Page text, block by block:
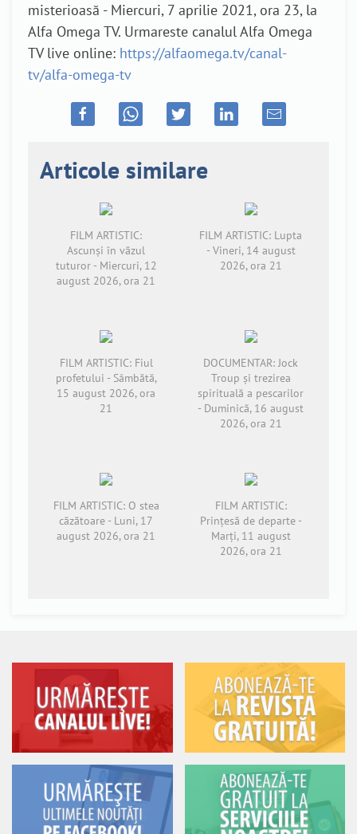
misterioasă - Miercuri, 7 aprilie 2021, ora 23, la
Alfa Omega TV. Urmareste canalul Alfa Omega
TV live online: https://alfaomega.tv/canal-
tv/alfa-omega-tv
Articole similare
FILM ARTISTIC:
Ascunși în văzul
tuturor - Miercuri, 12
august 2026, ora 21
FILM ARTISTIC: Lupta
- Vineri, 14 august
2026, ora 21
FILM ARTISTIC: Fiul
profetului - Sâmbătă,
15 august 2026, ora
21
DOCUMENTAR: Jock
Troup și trezirea
spirituală a pescarilor
- Duminică, 16 august
2026, ora 21
FILM ARTISTIC: O stea
căzătoare - Luni, 17
august 2026, ora 21
FILM ARTISTIC:
Prințesă de departe -
Marți, 11 august
2026, ora 21